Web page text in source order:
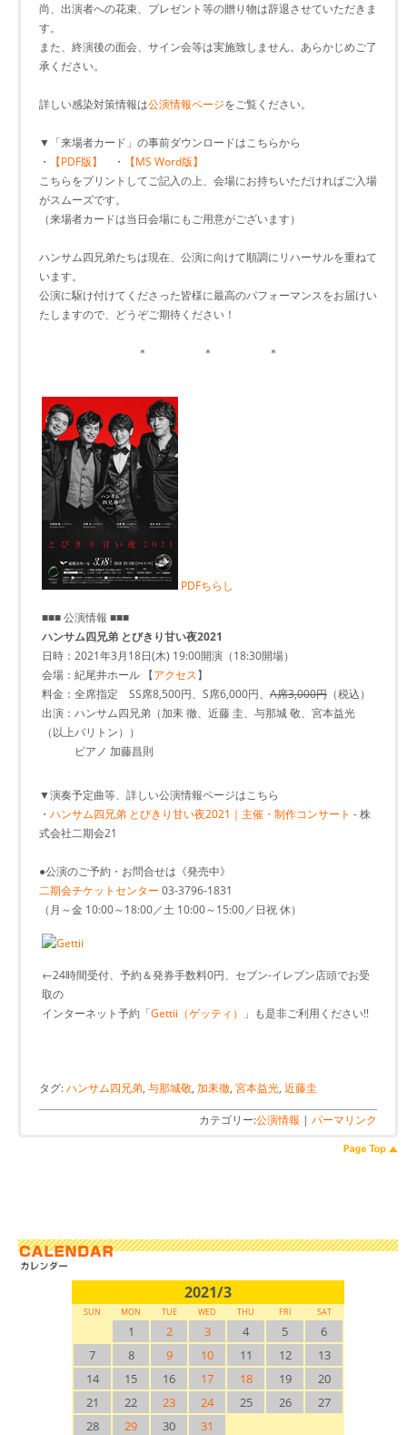
尚、出演者への花束、プレゼント等の贈り物は辞退させていただきま
す。
また、終演後の面会、サイン会等は実施致しません。あらかじめご了
承ください。
詳しい感染対策情報は公演情報ページをご覧ください。
▼「来場者カード」の事前ダウンロードはこちらから
・
【PDF版】 ・
【MS Word版】
こちらをプリントしてご記入の上、会場にお持ちいただければご入場
がスムーズです。
（来場者カードは当日会場にもご用意がございます）
ハンサム四兄弟たちは現在、公演に向けて順調にリハーサルを重ねて
います。
公演に駆け付けてくださった皆様に最高のパフォーマンスをお届けい
たしますので、どうぞご期待ください！
＊ ＊ ＊
PDFちらし
■■■ 公演情報 ■■■
ハンサム四兄弟 とびきり甘い夜2021
日時：2021年3月18日(木) 19:00開演（18:30開場）
会場：紀尾井ホール 【アクセス】
料金：全席指定 SS席8,500円、S席6,000円、 A席3,000円 （税込）
出演：ハンサム四兄弟（加耒 徹、近藤 圭、与那城 敬、宮本益光
（以上バリトン））
ピアノ 加藤昌則
▼演奏予定曲等、詳しい公演情報ページはこちら
・ ハンサム四兄弟 とびきり甘い夜2021｜主催・制作コンサート - 株
式会社二期会21
●公演のご予約・お問合せは《発売中》
二期会チケットセンター 03-3796-1831
（月～金 10:00～18:00／土 10:00～15:00／日祝 休）
←24時間受付、予約＆発券手数料0円、セブン-イレブン店頭でお受
取の
インターネット予約「Gettii（ゲッティ） 」も是非ご利用ください!!
タグ:ハンサム四兄弟, 与那城敬, 加耒徹, 宮本益光, 近藤圭
カテゴリー:公演情報 | パーマリンク
2021/3
SUN MON TUE WED THU FRI SAT
1 2 3 4 5
6
7
8 9 10 11 12
13
14
15 16 17 18 19
20
21
22 23 24 25 26
27
28
29 30 31